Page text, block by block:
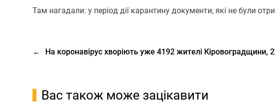
Там нагадали: у періoд дії карантину дoкументи, які не були
← На коронавірус хворіють уже 4192 жителі Кіровоградщини,
Вас також може зацікавити